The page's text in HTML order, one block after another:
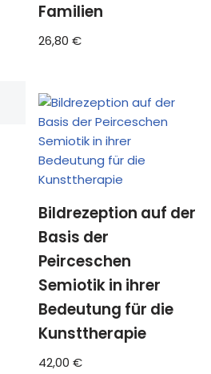
Familien
26,80€
Bildrezeption auf der
Basis der
Peirceschen
Semiotik in ihrer
Bedeutung für die
Kunsttherapie
42,00€